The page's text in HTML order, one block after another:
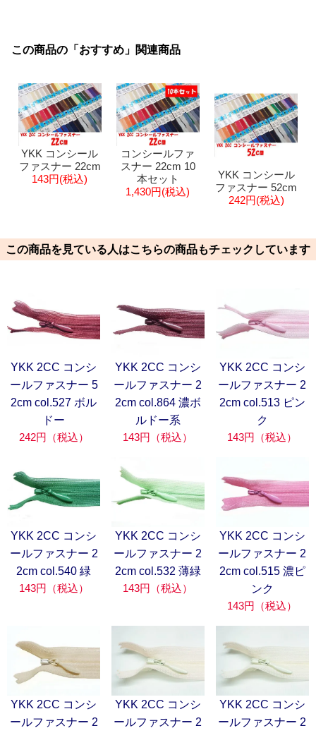
この商品の「おすすめ」関連商品
YKK コンシール
ファスナー 22cm
143円(税込)
コンシールファ
スナー 22cm 10
本セット
1,430円(税込)
YKK コンシール
ファスナー 52cm
242円(税込)
この商品を見ている人はこちらの商品もチェックしています
YKK 2CC コンシ
ールファスナー 5
2cm col.527 ボル
ドー
242円（税込）
YKK 2CC コンシ
ールファスナー 2
2cm col.864 濃ボ
ルドー系
143円（税込）
YKK 2CC コンシ
ールファスナー 2
2cm col.513 ピン
ク
143円（税込）
YKK 2CC コンシ
ールファスナー 2
2cm col.540 緑
143円（税込）
YKK 2CC コンシ
ールファスナー 2
2cm col.532 薄緑
143円（税込）
YKK 2CC コンシ
ールファスナー 2
2cm col.515 濃ピ
ンク
143円（税込）
YKK 2CC コンシ
ールファスナー 2
YKK 2CC コンシ
ールファスナー 2
YKK 2CC コンシ
ールファスナー 2